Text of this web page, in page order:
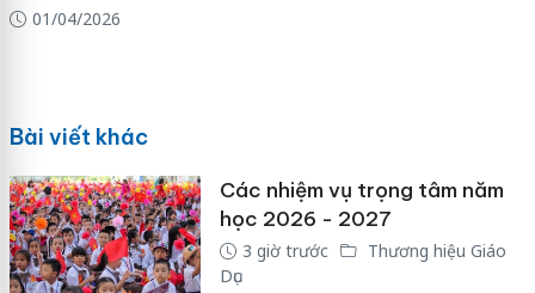
01/04/2026
Bài viết khác
Các nhiệm vụ trọng tâm năm
học 2026 - 2027
3 giờ trước
Thương hiệu Giáo
Dục